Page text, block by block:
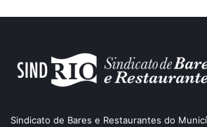
Sindicato de Bares e Restaurantes do